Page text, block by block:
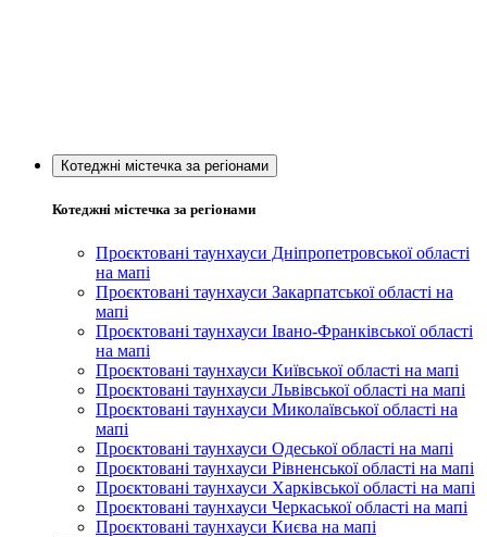
Котеджні містечка за регіонами
Котеджні містечка за регіонами
Проєктовані таунхауси Дніпропетровської області
на мапі
Проєктовані таунхауси Закарпатської області на
мапі
Проєктовані таунхауси Івано-Франківської області
на мапі
Проєктовані таунхауси Київської області на мапі
Проєктовані таунхауси Львівської області на мапі
Проєктовані таунхауси Миколаївської області на
мапі
Проєктовані таунхауси Одеської області на мапі
Проєктовані таунхауси Рівненської області на мапі
Проєктовані таунхауси Харківської області на мапі
Проєктовані таунхауси Черкаської області на мапі
Проєктовані таунхауси Києва на мапі